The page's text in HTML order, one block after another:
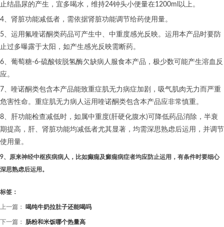
止结晶尿的产生，宜多喝水，维持24钟头小便量在1200ml以上。
4、肾脏功能减低者，需依据肾脏功能调节给药使用量。
5、运用氟喹诺酮类药品可产生中、中重度感光反映。运用本产品时要防
止过多曝露于太阳，如产生感光反映需断药。
6、葡萄糖-6-硫酸铵脱氢酶欠缺病人服食本产品，极少数可能产生溶血反
应。
7、喹诺酮类包含本产品能致重症肌无力病症加剧，吸气肌肉无力而严重
危害性命。重症肌无力病人运用喹诺酮类包含本产品应非常慎重。
8、肝功能检查减低时，如属中重度(肝硬化腹水)可降低药品消除，半衰
期提高，肝、肾脏功能均减低者尤其显著，均需深思熟虑后运用，并调节
使用量。
9、原来神经中枢疾病病人，比如癫痫及癜痫病症者均应防止运用，有条件时要细心
深思熟虑后运用。
标签：
上一篇： 喝纯牛奶拉肚子还能喝吗
下一篇： 肠粉和米饭哪个热量高